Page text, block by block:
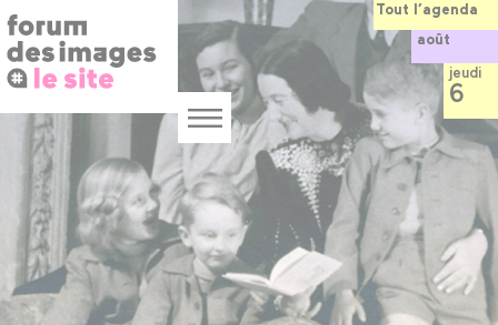
Panneau de gestion des cookies
au
contenu
principal
Menu
Tout l’agenda
août
jeudi
6